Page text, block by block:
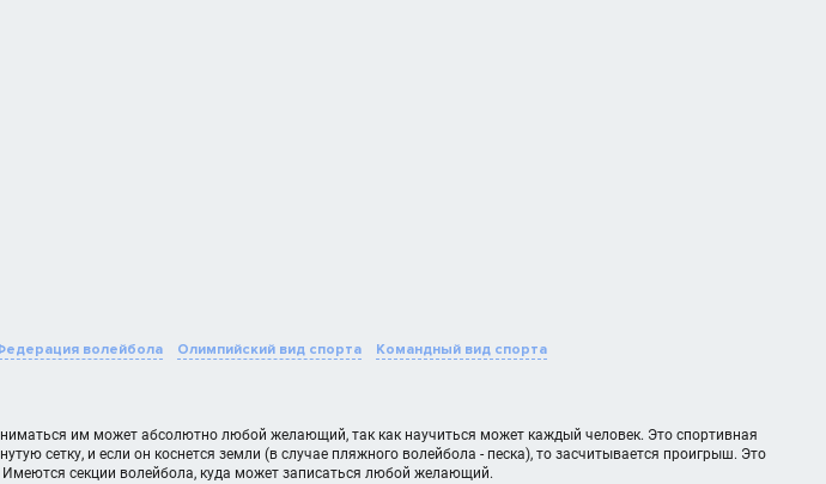
волейбола Олимпийский вид спорта Командный вид спорта
им может абсолютно любой желающий, так как научиться может каждый человек. Это спортивная
сетку, и если он коснется земли (в случае пляжного волейбола - песка), то засчитывается проигрыш. Это
секции волейбола, куда может записаться любой желающий.